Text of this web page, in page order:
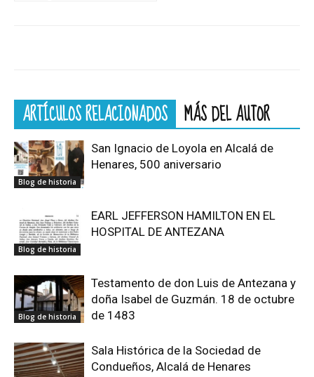
ARTÍCULOS RELACIONADOS MÁS DEL AUTOR
Blog de historia
San Ignacio de Loyola en Alcalá de
Henares, 500 aniversario
Blog de historia
EARL JEFFERSON HAMILTON EN EL
HOSPITAL DE ANTEZANA
Blog de historia
Testamento de don Luis de Antezana y
doña Isabel de Guzmán. 18 de octubre
de 1483
Sala Histórica de la Sociedad de
Condueños, Alcalá de Henares